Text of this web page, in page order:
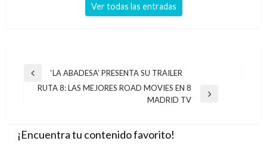
Ver todas las entradas
Navegación
Entrada
anterior
‘LA ABADESA’ PRESENTA SU TRAILER
RUTA 8: LAS MEJORES ROAD MOVIES EN 8
MADRID TV
¡Encuentra tu contenido favorito!